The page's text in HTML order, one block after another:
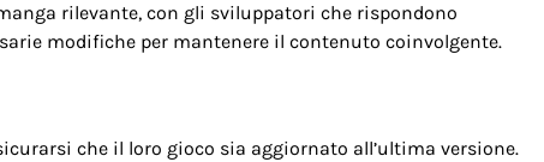
rilevante, con gli sviluppatori che rispondono
modifiche per mantenere il contenuto coinvolgente.
che il loro gioco sia aggiornato all’ultima versione.